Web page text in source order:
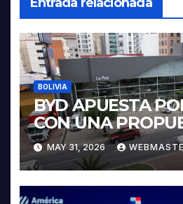
Entrada relacionada
BOLIVIA
BYD APUESTA
CON UNA
INTEGRAL PARA
LA
LITIO
MAY 31, 2026